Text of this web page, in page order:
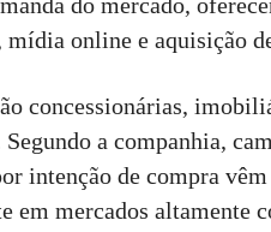
online e aquisição
concessionárias,
a companhia,
intenção de compra
em mercados altamente